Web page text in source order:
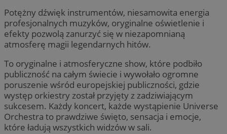
Potężny dźwięk instrumentów, niesamowita energia
profesjonalnych muzyków, oryginalne oświetlenie i
efekty pozwolą zanurzyć się w niezapomnianą
atmosferę magii legendarnych hitów.
To oryginalne i atmosferyczne show, które podbiło
publiczność na całym świecie i wywołało ogromne
poruszenie wśród europejskiej publiczności, gdzie
występ orkiestry został przyjęty z zadziwiającym
sukcesem. Każdy koncert, każde wystąpienie Universe
Orchestra to prawdziwe święto, sensacja i emocje,
które ładują wszystkich widzów w sali.